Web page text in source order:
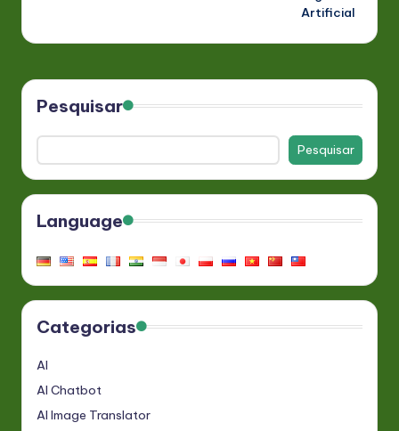
Artificial
Pesquisar
Pesquisar
Language
Categorias
AI
AI Chatbot
AI Image Translator